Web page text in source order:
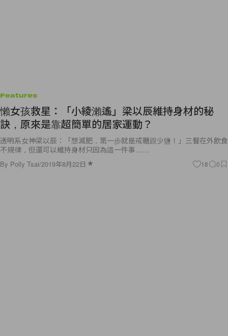
Features
懶女孩救星：「小綾瀨遙」梁以辰維持身材的秘
訣，原來是靠超簡單的居家運動？
透明系女神梁以辰：「想減肥，第一步就是戒糖跟少鹽！」三餐在外飲食
不規律，但還可以維持身材只因為這一件事……
By Polly Tsai/2019年8月22日 18 0